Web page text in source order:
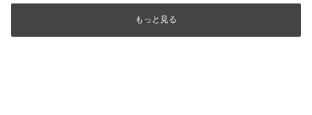
もっと見る